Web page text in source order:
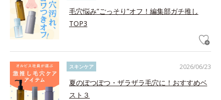
毛穴悩み”ごっそり”オフ！編集部ガチ推し
TOP3
2026/06/23
スキンケア
夏のぽつぽつ・ザラザラ毛穴に！おすすめベ
スト３